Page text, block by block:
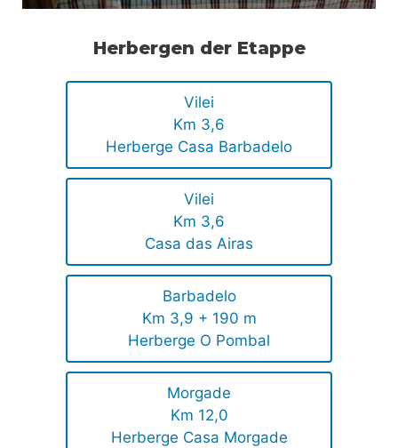
Herbergen der Etappe
Vilei
Km 3,6
Herberge Casa Barbadelo
Vilei
Km 3,6
Casa das Airas
Barbadelo
Km 3,9 + 190 m
Herberge O Pombal
Morgade
Km 12,0
Herberge Casa Morgade